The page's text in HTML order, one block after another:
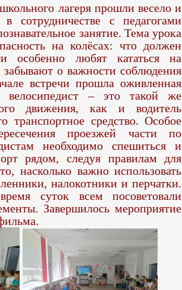
лагеря прошли весело и
в сотрудничестве с педагогами
занятие. Тема урока
на колёсах: что должен
особенно любят кататься на
о важности соблюдения
встречи прошла оживленная
велосипедист – это такой же
движения, как и водитель
транспортное средство. Особое
проезжей части по
необходимо спешиться и
рядом, следуя правилам для
насколько важно использовать
налокотники и перчатки.
суток всем посоветовали
Завершилось мероприятие